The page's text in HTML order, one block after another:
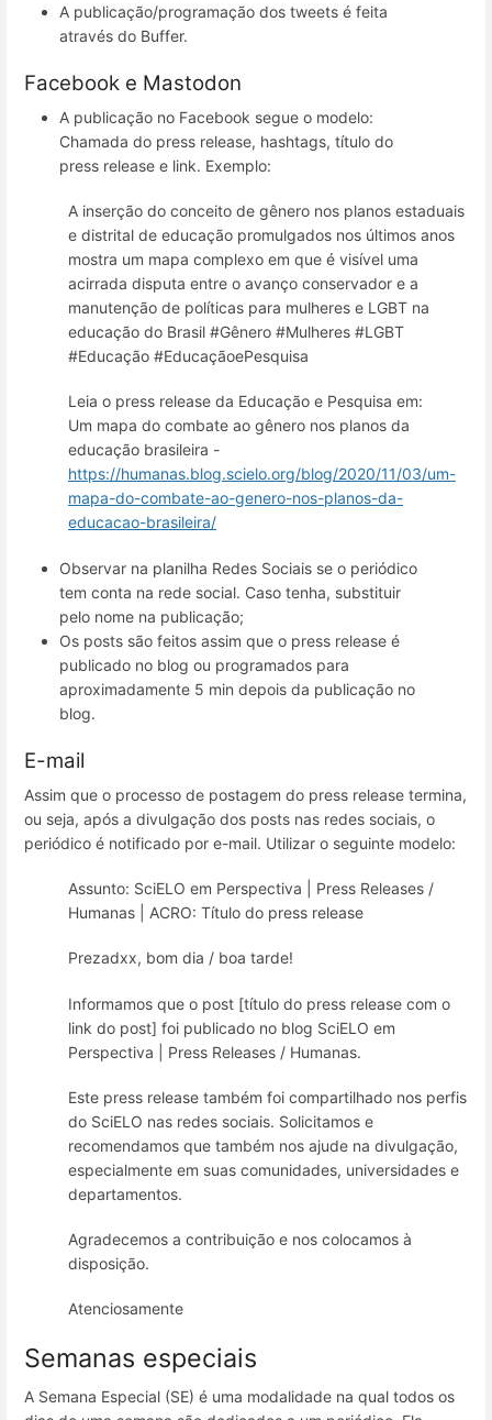
A publicação/programação dos tweets é feita
através do Buffer.
Facebook e Mastodon
A publicação no Facebook segue o modelo:
Chamada do press release, hashtags, título do
press release e link. Exemplo:
A inserção do conceito de gênero nos planos estaduais
e distrital de educação promulgados nos últimos anos
mostra um mapa complexo em que é visível uma
acirrada disputa entre o avanço conservador e a
manutenção de políticas para mulheres e LGBT na
educação do Brasil #Gênero #Mulheres #LGBT
#Educação #EducaçãoePesquisa
Leia o press release da Educação e Pesquisa em:
Um mapa do combate ao gênero nos planos da
educação brasileira -
https://humanas.blog.scielo.org/blog/2020/11/03/um-
mapa-do-combate-ao-genero-nos-planos-da-
educacao-brasileira/
Observar na planilha Redes Sociais se o periódico
tem conta na rede social. Caso tenha, substituir
pelo nome na publicação;
Os posts são feitos assim que o press release é
publicado no blog ou programados para
aproximadamente 5 min depois da publicação no
blog.
E-mail
Assim que o processo de postagem do press release termina,
ou seja, após a divulgação dos posts nas redes sociais, o
periódico é notificado por e-mail. Utilizar o seguinte modelo:
Assunto: SciELO em Perspectiva | Press Releases /
Humanas | ACRO: Título do press release
Prezadxx, bom dia / boa tarde!
Informamos que o post [título do press release com o
link do post] foi publicado no blog SciELO em
Perspectiva | Press Releases / Humanas.
Este press release também foi compartilhado nos perfis
do SciELO nas redes sociais. Solicitamos e
recomendamos que também nos ajude na divulgação,
especialmente em suas comunidades, universidades e
departamentos.
Agradecemos a contribuição e nos colocamos à
disposição.
Atenciosamente
Semanas especiais
A Semana Especial (SE) é uma modalidade na qual todos os